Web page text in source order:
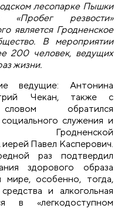
лесопарке Пышки
«Пробег резвости»
является Гродненское
В мероприятии
200 человек, ведущих
жизни.
ведущие: Антонина
Чекан, также с
обратился
служения и
Гродненской
Павел Касперович.
раз подтвердил
здорового образа
особенно, тогда,
и алкогольная
в «легкодоступном